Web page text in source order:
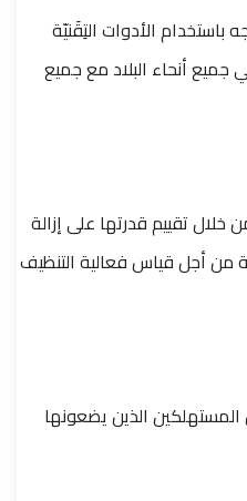
باستخدام الأدوات التِقَنيّة
جميع أنحاء البلاد مع جميع
تقييم قدرتها على إزالة
من أجل قياس فعالية التنظيف
الذين يضعونها